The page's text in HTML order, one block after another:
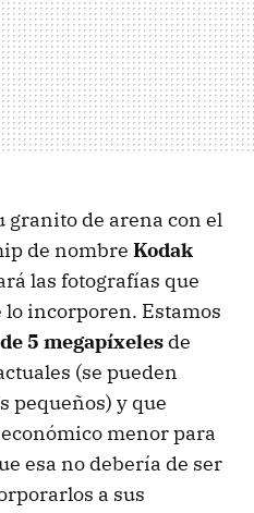
granito de arena con el
de nombre Kodak
las fotografías que
incorporen. Estamos
5 megapíxeles de
(se pueden
pequeños) y que
menor para
esa no debería de ser
a sus